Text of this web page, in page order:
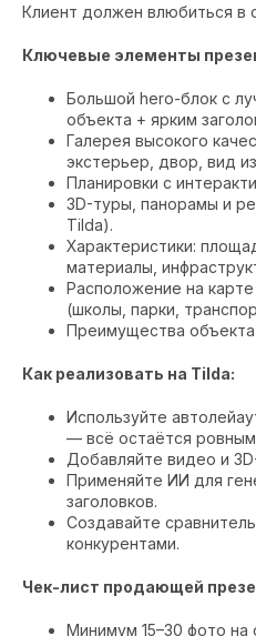
Клиент должен влюбиться в
Ключевые элементы
Большой hero-блок с
объекта + ярким
Галерея высокого
экстерьер, двор, вид
Планировки с
3D-туры, панорамы и
Tilda).
Характеристики:
материалы,
Расположение на
(школы, парки,
Преимущества объекта
Как реализовать на Tilda:
Используйте
— всё остаётся
Добавляйте видео и
Применяйте ИИ для
заголовков.
Создавайте
конкурентами.
Чек-лист продающей
Минимум 15–30 фото на